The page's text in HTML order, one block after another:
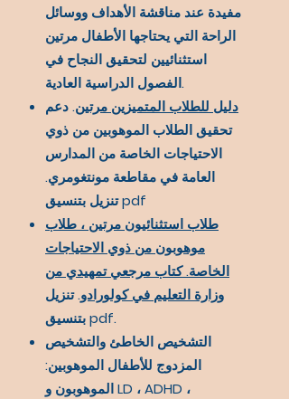
مفيدة عند مناقشة الأهداف ووسائل
الراحة التي يحتاجها الأطفال مرتين
استثنائيين لتحقيق النجاح في
الفصول الدراسية العادية.
دليل للطلاب المتميزين مرتين. دعم
تحقيق الطلاب الموهوبين من ذوي
الاحتياجات الخاصة من المدارس
العامة في مقاطعة مونتغومري.
تنزيل بتنسيق pdf
طلاب استثنائيون مرتين ، طلاب
موهوبون من ذوي الاحتياجات
الخاصة. كتاب مرجعي تمهيدي من
وزارة التعليم في كولورادو. تنزيل
بتنسيق pdf.
التشخيص الخاطئ والتشخيص
المزدوج للأطفال الموهوبين:
الموهوبون و LD ، ADHD ،